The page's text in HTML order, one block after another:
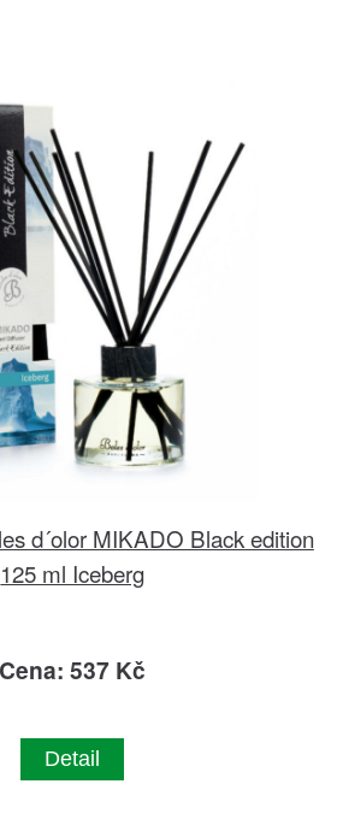
d´olor MIKADO Black edition
125 ml Iceberg
Cena: 537 Kč
Detail